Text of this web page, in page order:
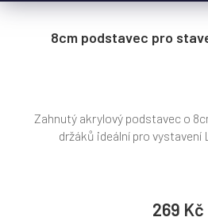
8cm podstavec pro
269 Kč
Zahnutý akrylový podstavec o
držáků ideální pro vystavení